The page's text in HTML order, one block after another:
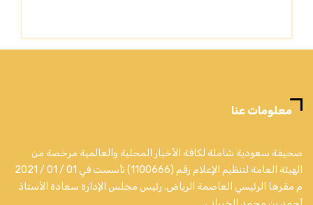
معلومات عنا
صحيفة سعودية شاملة لكافة الأخبار المحلية والعالمية مرخصة من
الهيئة العامة لتنظيم الإعلام رقم (1100666) تأسست في 01 / 01 / 2021
م مقرها الرئيسي العاصمة الرياض. رئيس مجلس الإدارة سعادة الأستاذ